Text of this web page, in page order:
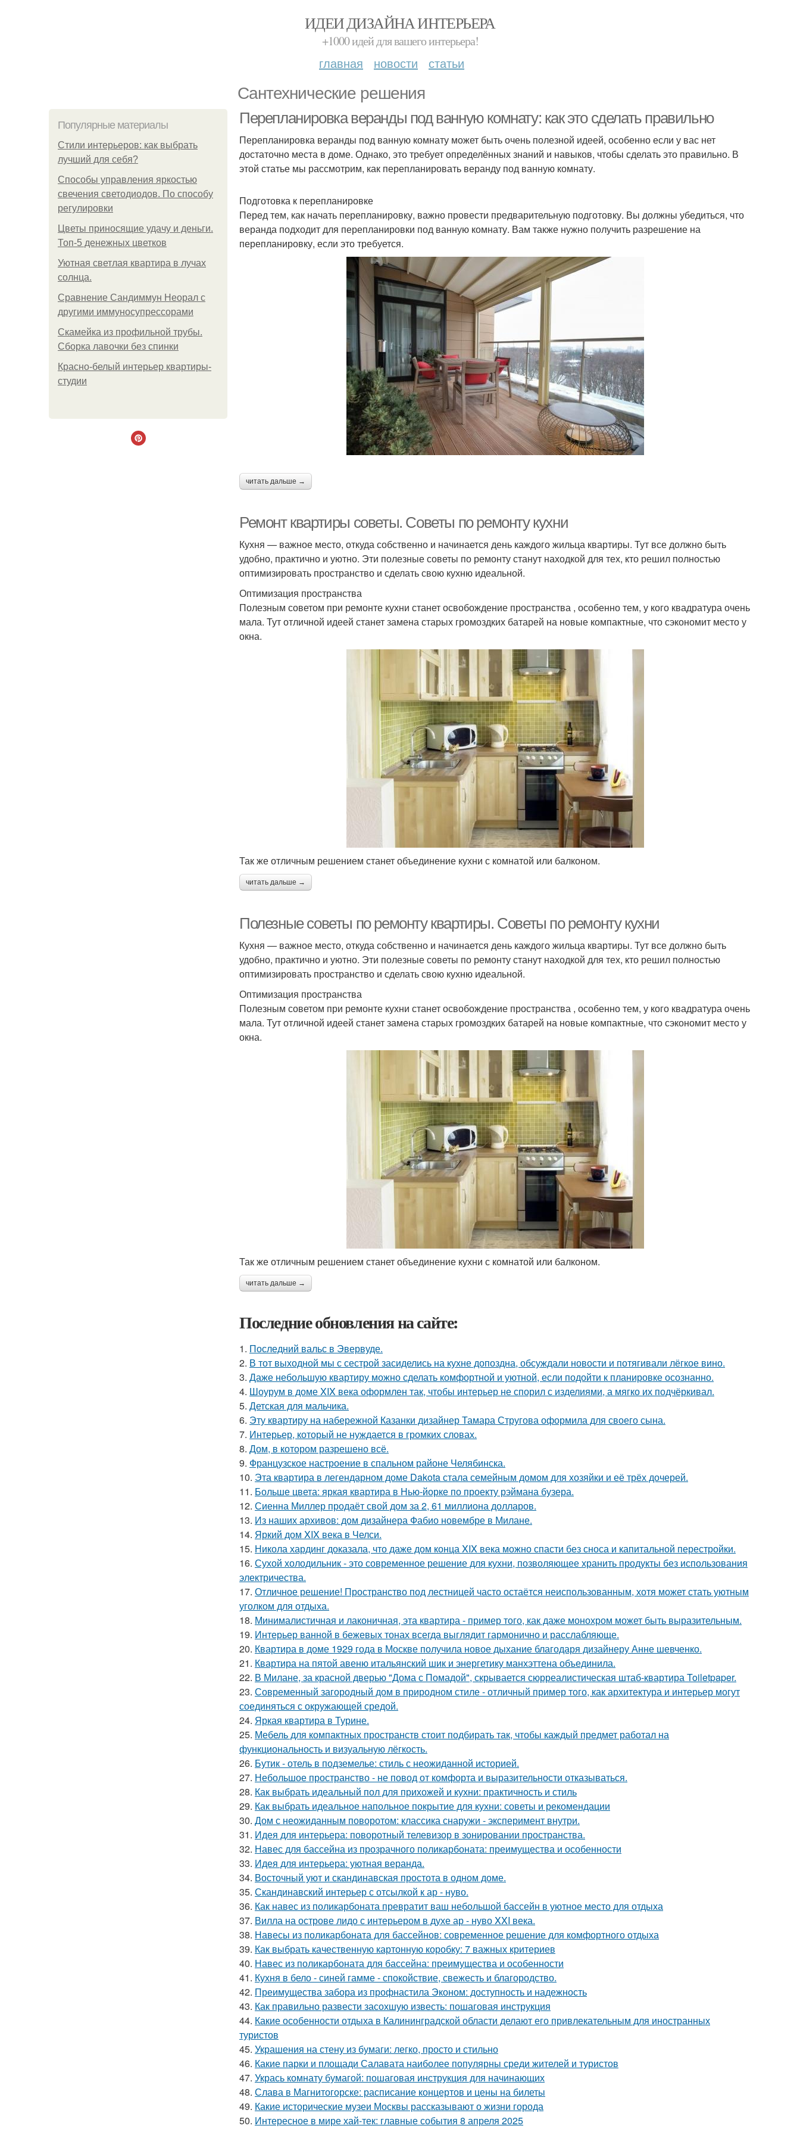
ИДЕИ ДИЗАЙНА ИНТЕРЬЕРА
+1000 идей для вашего интерьера!
главная новости статьи
Сантехнические решения
Популярные материалы
Стили интерьеров: как выбрать
лучший для себя?
Способы управления яркостью
свечения светодиодов. По способу
регулировки
Цветы приносящие удачу и деньги.
Топ-5 денежных цветков
Уютная светлая квартира в лучах
солнца.
Сравнение Сандиммун Неорал с
другими иммуносупрессорами
Скамейка из профильной трубы.
Сборка лавочки без спинки
Красно-белый интерьер квартиры-
студии
Перепланировка веранды под ванную комнату: как это сделать правильно
Перепланировка веранды под ванную комнату может быть очень полезной идеей, особенно если у вас нет
достаточно места в доме. Однако, это требует определённых знаний и навыков, чтобы сделать это правильно. В
этой статье мы рассмотрим, как перепланировать веранду под ванную комнату.
Подготовка к перепланировке
Перед тем, как начать перепланировку, важно провести предварительную подготовку. Вы должны убедиться, что
веранда подходит для перепланировки под ванную комнату. Вам также нужно получить разрешение на
перепланировку, если это требуется.
читать дальше →
Ремонт квартиры советы. Советы по ремонту кухни
Кухня — важное место, откуда собственно и начинается день каждого жильца квартиры. Тут все должно быть
удобно, практично и уютно. Эти полезные советы по ремонту станут находкой для тех, кто решил полностью
оптимизировать пространство и сделать свою кухню идеальной.
Оптимизация пространства
Полезным советом при ремонте кухни станет освобождение пространства , особенно тем, у кого квадратура очень
мала. Тут отличной идеей станет замена старых громоздких батарей на новые компактные, что сэкономит место у
окна.
Так же отличным решением станет объединение кухни с комнатой или балконом.
читать дальше →
Полезные советы по ремонту квартиры. Советы по ремонту кухни
Кухня — важное место, откуда собственно и начинается день каждого жильца квартиры. Тут все должно быть
удобно, практично и уютно. Эти полезные советы по ремонту станут находкой для тех, кто решил полностью
оптимизировать пространство и сделать свою кухню идеальной.
Оптимизация пространства
Полезным советом при ремонте кухни станет освобождение пространства , особенно тем, у кого квадратура очень
мала. Тут отличной идеей станет замена старых громоздких батарей на новые компактные, что сэкономит место у
окна.
Так же отличным решением станет объединение кухни с комнатой или балконом.
читать дальше →
Последние обновления на сайте:
1. Последний вальс в Эвервуде.
2. В тот выходной мы с сестрой засиделись на кухне допоздна, обсуждали новости и потягивали лёгкое вино.
3. Даже небольшую квартиру можно сделать комфортной и уютной, если подойти к планировке осознанно.
4. Шоурум в доме XIX века оформлен так, чтобы интерьер не спорил с изделиями, а мягко их подчёркивал.
5. Детская для мальчика.
6. Эту квартиру на набережной Казанки дизайнер Тамара Стругова оформила для своего сына.
7. Интерьер, который не нуждается в громких словах.
8. Дом, в котором разрешено всё.
9. Французское настроение в спальном районе Челябинска.
10. Эта квартира в легендарном доме Dakota стала семейным домом для хозяйки и её трёх дочерей.
11. Больше цвета: яркая квартира в Нью-йорке по проекту рэймана бузера.
12. Сиенна Миллер продаёт свой дом за 2, 61 миллиона долларов.
13. Из наших архивов: дом дизайнера Фабио новембре в Милане.
14. Яркий дом XIX века в Челси.
15. Никола хардинг доказала, что даже дом конца XIX века можно спасти без сноса и капитальной перестройки.
16. Сухой холодильник - это современное решение для кухни, позволяющее хранить продукты без использования
электричества.
17. Отличное решение! Пространство под лестницей часто остаётся неиспользованным, хотя может стать уютным
уголком для отдыха.
18. Минималистичная и лаконичная, эта квартира - пример того, как даже монохром может быть выразительным.
19. Интерьер ванной в бежевых тонах всегда выглядит гармонично и расслабляюще.
20. Квартира в доме 1929 года в Москве получила новое дыхание благодаря дизайнеру Анне шевченко.
21. Квартира на пятой авеню итальянский шик и энергетику манхэттена объединила.
22. В Милане, за красной дверью "Дома с Помадой", скрывается сюрреалистическая штаб-квартира Toiletpaper.
23. Современный загородный дом в природном стиле - отличный пример того, как архитектура и интерьер могут
соединяться с окружающей средой.
24. Яркая квартира в Турине.
25. Мебель для компактных пространств стоит подбирать так, чтобы каждый предмет работал на
функциональность и визуальную лёгкость.
26. Бутик - отель в подземелье: стиль с неожиданной историей.
27. Небольшое пространство - не повод от комфорта и выразительности отказываться.
28. Как выбрать идеальный пол для прихожей и кухни: практичность и стиль
29. Как выбрать идеальное напольное покрытие для кухни: советы и рекомендации
30. Дом с неожиданным поворотом: классика снаружи - эксперимент внутри.
31. Идея для интерьера: поворотный телевизор в зонировании пространства.
32. Навес для бассейна из прозрачного поликарбоната: преимущества и особенности
33. Идея для интерьера: уютная веранда.
34. Восточный уют и скандинавская простота в одном доме.
35. Скандинавский интерьер с отсылкой к ар - нуво.
36. Как навес из поликарбоната превратит ваш небольшой бассейн в уютное место для отдыха
37. Вилла на острове лидо с интерьером в духе ар - нуво XXI века.
38. Навесы из поликарбоната для бассейнов: современное решение для комфортного отдыха
39. Как выбрать качественную картонную коробку: 7 важных критериев
40. Навес из поликарбоната для бассейна: преимущества и особенности
41. Кухня в бело - синей гамме - спокойствие, свежесть и благородство.
42. Преимущества забора из профнастила Эконом: доступность и надежность
43. Как правильно развести засохшую известь: пошаговая инструкция
44. Какие особенности отдыха в Калининградской области делают его привлекательным для иностранных
туристов
45. Украшения на стену из бумаги: легко, просто и стильно
46. Какие парки и площади Салавата наиболее популярны среди жителей и туристов
47. Укрась комнату бумагой: пошаговая инструкция для начинающих
48. Слава в Магнитогорске: расписание концертов и цены на билеты
49. Какие исторические музеи Москвы рассказывают о жизни города
50. Интересное в мире хай-тек: главные события 8 апреля 2025